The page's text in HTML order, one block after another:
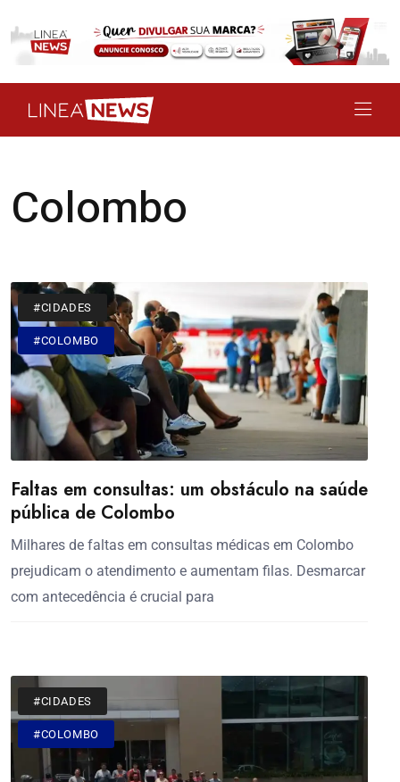
Colombo
#CIDADES
#COLOMBO
Faltas em consultas: um obstáculo na saúde
pública de Colombo
Milhares de faltas em consultas médicas em Colombo
prejudicam o atendimento e aumentam filas. Desmarcar
com antecedência é crucial para
#CIDADES
#COLOMBO